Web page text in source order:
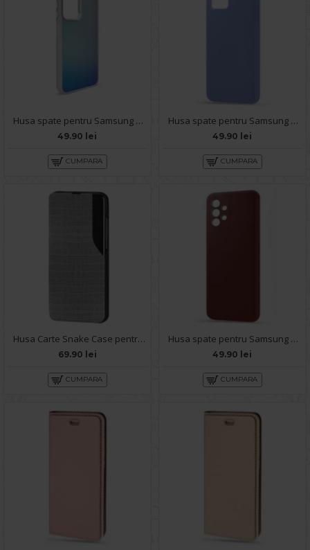
Husa spate pentru Samsung Galaxy A52s 5G- IGLOO Case Multicolor
49.90 lei
CUMPARA
Husa spate pentru Samsung A52s 5G - Silicon Line Albastru
49.90 lei
CUMPARA
Husa Carte Snake Case pentru Samsung Galaxy A52s 5G - Gri
69.90 lei
CUMPARA
Husa spate pentru Samsung A52s 5G - Silicon Line Marsala
49.90 lei
CUMPARA